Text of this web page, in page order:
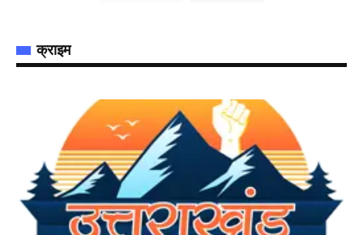
क्राइम